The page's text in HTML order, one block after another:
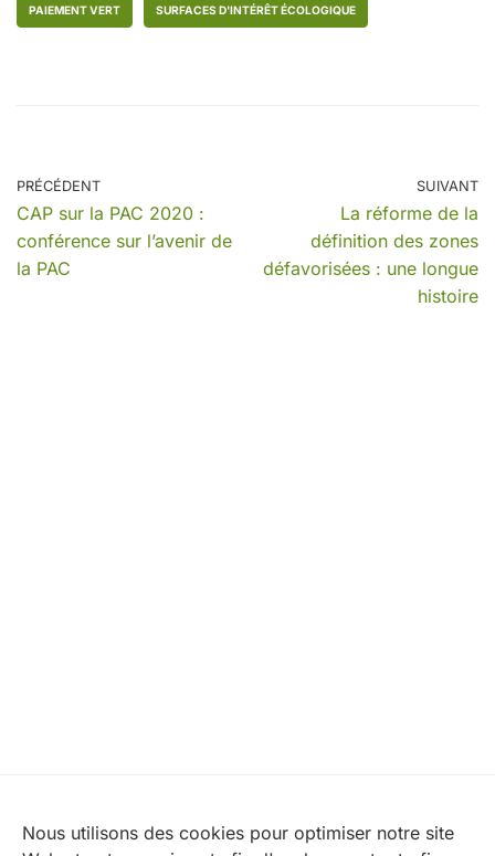
Nous utilisons des cookies pour optimiser notre site
PAIEMENT VERT SURFACES D'INTÉRÊT ÉCOLOGIQUE
PRÉCÉDENT
CAP sur la PAC 2020 :
conférence sur l’avenir de
la PAC
SUIVANT
La réforme de la
définition des zones
défavorisées : une longue
histoire